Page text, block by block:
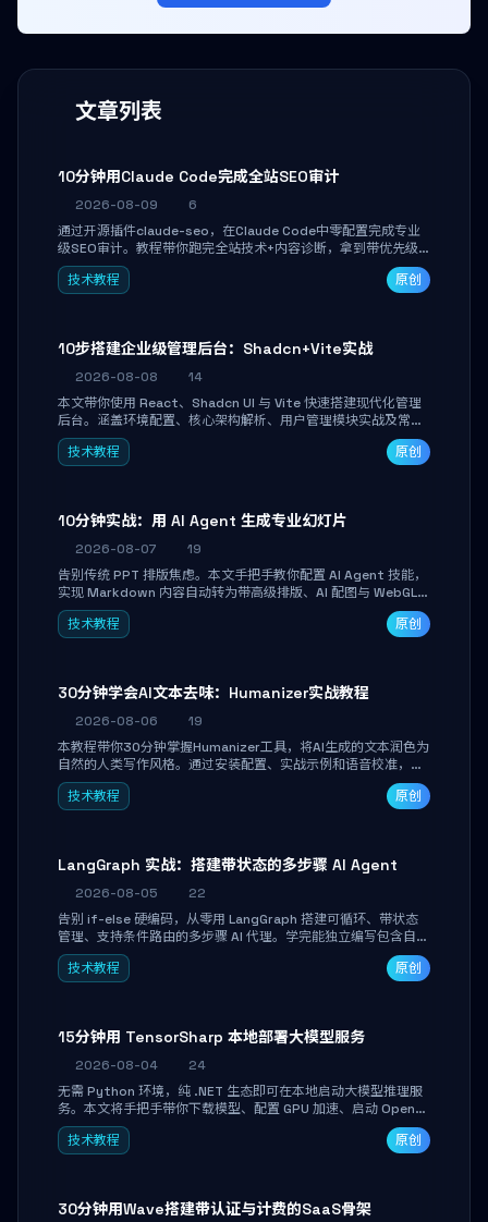
文章列表
10分钟用Claude Code完成全站SEO审计
2026-08-09
6
通过开源插件claude-seo，在Claude Code中零配置完成专业
级SEO审计。教程带你跑完全站技术+内容诊断，拿到带优先级
和验证方法的可执行修复清单，适合独立开发者、SEO从业者和
站长快速上手。
技术教程 原创
10步搭建企业级管理后台：Shadcn+Vite实战
2026-08-08
14
本文带你使用 React、Shadcn UI 与 Vite 快速搭建现代化管理
后台。涵盖环境配置、核心架构解析、用户管理模块实战及常见
踩坑指南。学完即可独立完成仪表盘搭建、组件拼装与主题定
制，满足企业级开发需求。
技术教程 原创
10分钟实战：用 AI Agent 生成专业幻灯片
2026-08-07
19
告别传统 PPT 排版焦虑。本文手把手教你配置 AI Agent 技能，
实现 Markdown 内容自动转为带高级排版、AI 配图与 WebGL
运行时的 HTML 幻灯片。只需专注内容，10 分钟即可产出可投
屏的专业级演示文稿。
技术教程 原创
30分钟学会AI文本去味：Humanizer实战教程
2026-08-06
19
本教程带你30分钟掌握Humanizer工具，将AI生成的文本润色为
自然的人类写作风格。通过安装配置、实战示例和语音校准，让
你的内容告别AI痕迹，匹配个人写作习惯，适合内容创作者和技
术博主。
技术教程 原创
LangGraph 实战：搭建带状态的多步骤 AI Agent
2026-08-05
22
告别 if-else 硬编码，从零用 LangGraph 搭建可循环、带状态
管理、支持条件路由的多步骤 AI 代理。学完能独立编写包含自动
决策、工具调用和持久化状态的复杂工作流，并避开递归溢出、
状态丢失等常见坑点。
技术教程 原创
15分钟用 TensorSharp 本地部署大模型服务
2026-08-04
24
无需 Python 环境，纯 .NET 生态即可在本地启动大模型推理服
务。本文将手把手带你下载模型、配置 GPU 加速、启动 OpenAI
兼容 API，并在 C# 业务代码中无缝调用。数据不出网，零门槛
搞定本地 LLM 部署。
技术教程 原创
30分钟用Wave搭建带认证与计费的SaaS骨架